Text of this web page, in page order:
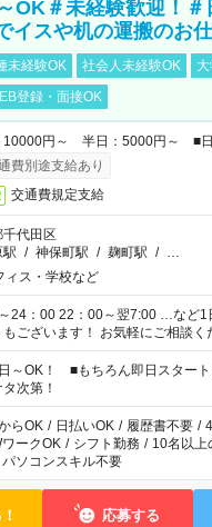
OK＃未経験歓迎！＃
イスや机の運搬のお
未経験OK 社会人未経験OK
登録・面接OK
10000円～ 半日：5000円～ ■日
費別途支給あり
交通費規定支給
代田区
駅 / 神保町駅 / 麹町駅 / …
ィス・学校など
24：00 22：00～翌7:00 …など1日4時
もございます！ お気軽にご相談く
～OK！ ■もちろん即日スター
次第！
らOK / 日払いOK / 履歴書不要 /
ークOK / シフト勤務 / 10名以上
パソコンスキル不要
応募する